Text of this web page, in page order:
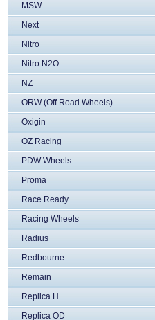
MSW
Next
Nitro
Nitro N2O
NZ
ORW (Off Road Wheels)
Oxigin
OZ Racing
PDW Wheels
Proma
Race Ready
Racing Wheels
Radius
Redbourne
Remain
Replica H
Replica OD